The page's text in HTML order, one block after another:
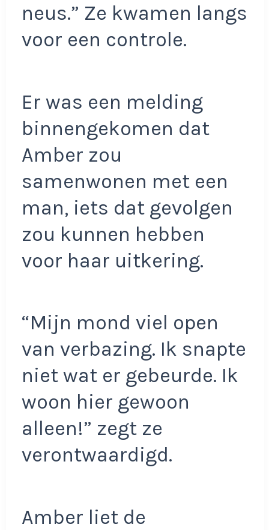
neus.” Ze kwamen langs
voor een controle.
Er was een melding
binnengekomen dat
Amber zou
samenwonen met een
man, iets dat gevolgen
zou kunnen hebben
voor haar uitkering.
“Mijn mond viel open
van verbazing. Ik snapte
niet wat er gebeurde. Ik
woon hier gewoon
alleen!” zegt ze
verontwaardigd.
Amber liet de